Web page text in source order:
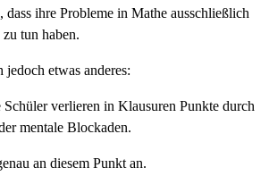
dass ihre Probleme in Mathe ausschließlich
tun haben.
etwas anderes:
Schüler verlieren in Klausuren Punkte durch
mentale Blockaden.
an diesem Punkt an.